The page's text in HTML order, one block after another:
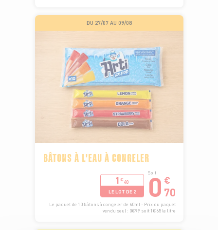
DU 27/07 AU 09/08
BÂTONS À L'EAU À CONGELER
1€40
LE LOT DE 2
Soit
0 €
70
Le paquet de 10 bâtons à congeler de 60ml - Prix du paquet
vendu seul : 0€99 soit 1€65 le litre